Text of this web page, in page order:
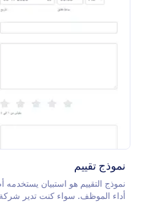
نموذج تقييم
نموذج التقييم هو استبيان يستخدمه
أداء الموظف. سواء كنت تدير